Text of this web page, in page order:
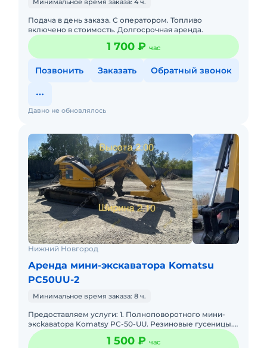
Минимальное время заказа: 4 ч.
Подача в день заказа. С оператором. Топливо
включено в стоимость. Долгосрочная аренда.
1 700 ₽ час
Позвонить Заказать Обратный звонок
Давно не обновлялось
Нижний Новгород
Аренда мини-экскаватора Komatsu
PC50UU-2
Минимальное время заказа: 8 ч.
Пpедоcтaвляем уcлуги: 1. Полноповорoтногo мини-
эксkавatopa Komatsy PC-50-UU. Рeзинoвые гуceницы.
Paбoтa в oгpаничeннoм пpостранствe. Любые
земляные работы. Тр1 500 ₽ час